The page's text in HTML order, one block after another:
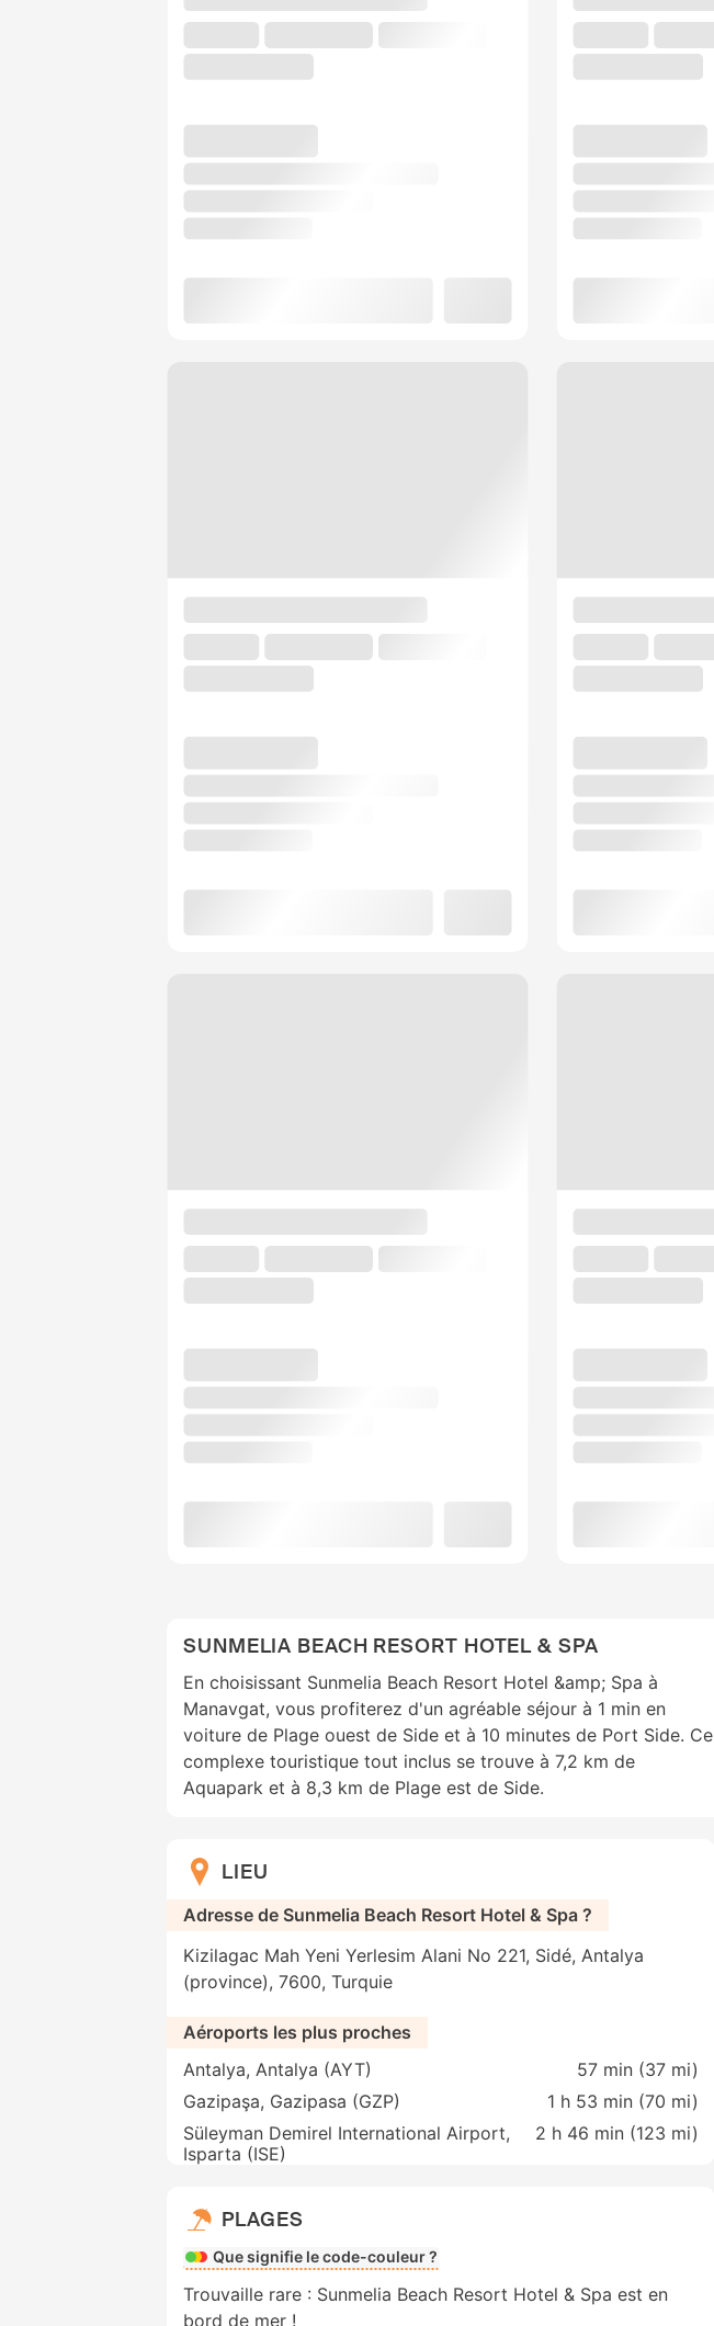
SUNMELIA BEACH RESORT HOTEL & SPA
En choisissant Sunmelia Beach Resort Hotel &amp; Spa à
Manavgat, vous profiterez d'un agréable séjour à 1 min en
voiture de Plage ouest de Side et à 10 minutes de Port Side. Ce
complexe touristique tout inclus se trouve à 7,2 km de
Aquapark et à 8,3 km de Plage est de Side.
LIEU
Adresse de Sunmelia Beach Resort Hotel & Spa ?
Kizilagac Mah Yeni Yerlesim Alani No 221, Sidé, Antalya
(province), 7600, Turquie
Aéroports les plus proches
Antalya, Antalya (AYT)
57 min (37 mi)
Gazipaşa, Gazipasa (GZP)
1 h 53 min (70 mi)
Süleyman Demirel International Airport,
Isparta (ISE)
2 h 46 min (123 mi)
PLAGES
Que signifie le code-couleur ?
Trouvaille rare : Sunmelia Beach Resort Hotel & Spa est en
bord de mer !